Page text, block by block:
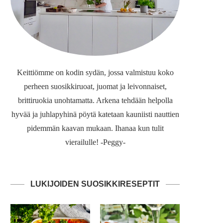
Keittiömme on kodin sydän, jossa valmistuu koko
perheen suosikkiruoat, juomat ja leivonnaiset,
brittiruokia unohtamatta. Arkena tehdään helpolla
hyvää ja juhlapyhinä pöytä katetaan kauniisti nauttien
pidemmän kaavan mukaan. Ihanaa kun tulit
vierailulle! -Peggy-
LUKIJOIDEN SUOSIKKIRESEPTIT